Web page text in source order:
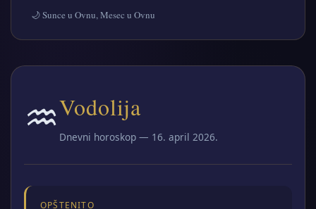
🌙 Sunce u Ovnu, Mesec u Ovnu
♒Vodolija
Dnevni horoskop — 16. april 2026.
OPŠTENITO